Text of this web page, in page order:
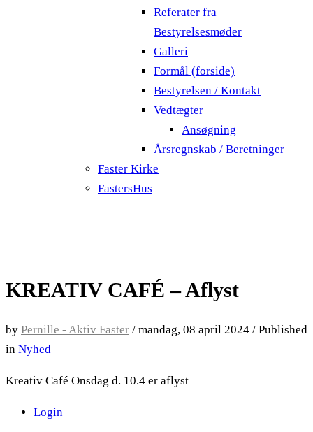
Referater fra
Bestyrelsesmøder
Galleri
Formål (forside)
Bestyrelsen / Kontakt
Vedtægter
Ansøgning
Årsregnskab / Beretninger
Faster Kirke
FastersHus
KREATIV CAFÉ – Aflyst
by Pernille - Aktiv Faster / mandag, 08 april 2024 / Published
in Nyhed
Kreativ Café Onsdag d. 10.4 er aflyst
Login